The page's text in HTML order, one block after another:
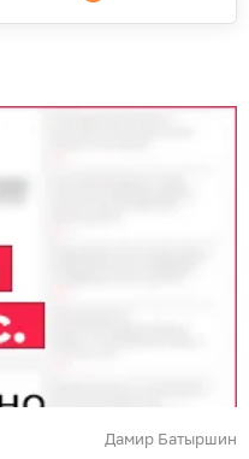
Дамир Батыршин